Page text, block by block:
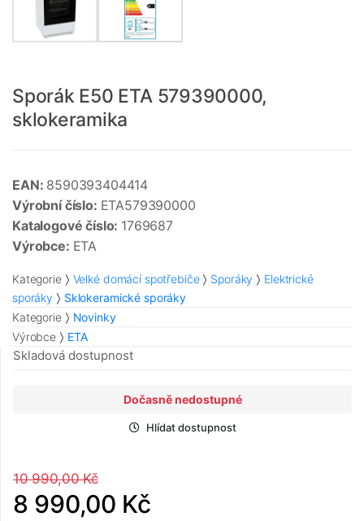
Sporák E50 ETA 579390000,
sklokeramika
EAN: 8590393404414
Výrobní číslo: ETA579390000
Katalogové číslo: 1769687
Výrobce: ETA
Kategorie Velké domácí spotřebiče Sporáky
Elektrické
sporáky
Sklokeramické sporáky
Kategorie
Novinky
Výrobce
ETA
Skladová dostupnost
Dočasně nedostupné
Hlídat dostupnost
10 990,00 Kč
8 990,00 Kč